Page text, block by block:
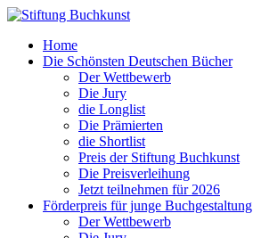
Home
Die Schönsten Deutschen Bücher
Der Wettbewerb
Die Jury
die Longlist
Die Prämierten
die Shortlist
Preis der Stiftung Buchkunst
Die Preisverleihung
Jetzt teilnehmen für 2026
Förderpreis für junge Buchgestaltung
Der Wettbewerb